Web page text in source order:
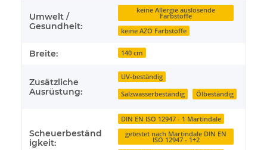
Umwelt /
Gesundheit:
keine Allergie auslösende
Farbstoffe
keine AZO Farbstoffe
Breite: 140 cm
Zusätzliche
Ausrüstung:
UV-beständig
Salzwasserbeständig Ölbeständig
Scheuerbeständ
igkeit:
DIN EN ISO 12947 - 1 Martindale
getestet nach Martindale DIN EN
ISO 12947 - 1+2